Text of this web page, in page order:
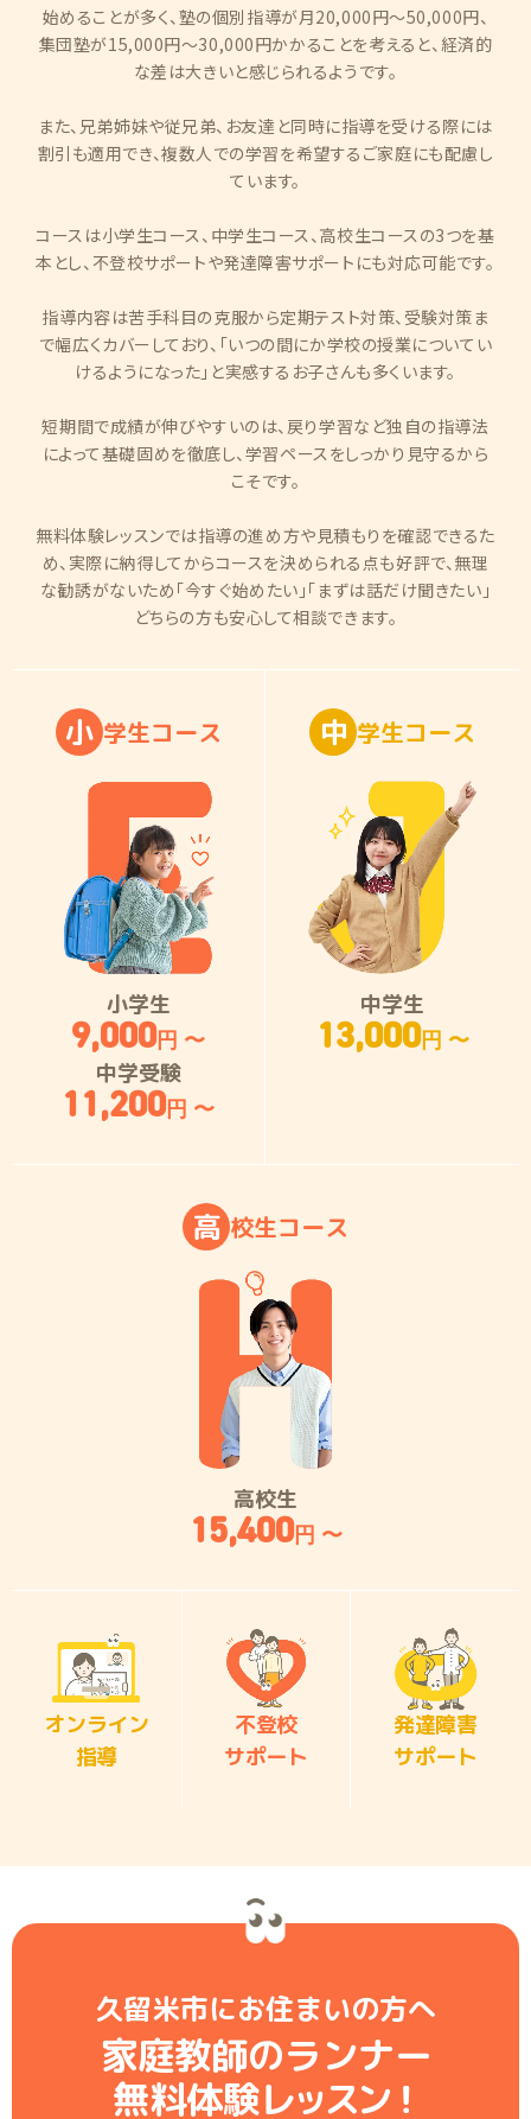
始めることが多く、塾の個別指導が月20,000円～50,000円、
集団塾が15,000円～30,000円かかることを考えると、経済的
な差は大きいと感じられるようです。
また、兄弟姉妹や従兄弟、お友達と同時に指導を受ける際には
割引も適用でき、複数人での学習を希望するご家庭にも配慮し
ています。
コースは小学生コース、中学生コース、高校生コースの3つを基
本とし、不登校サポートや発達障害サポートにも対応可能です。
指導内容は苦手科目の克服から定期テスト対策、受験対策ま
で幅広くカバーしており、「いつの間にか学校の授業についてい
けるようになった」と実感するお子さんも多くいます。
短期間で成績が伸びやすいのは、戻り学習など独自の指導法
によって基礎固めを徹底し、学習ペースをしっかり見守るから
こそです。
無料体験レッスンでは指導の進め方や見積もりを確認できるた
め、実際に納得してからコースを決められる点も好評で、無理
な勧誘がないため「今すぐ始めたい」「まずは話だけ聞きたい」
どちらの方も安心して相談できます。
小 学生コース
小学生
9,000円 〜
中学受験
11,200円 〜
中 学生コース
中学生
13,000円 〜
高 校生コース
高校生
15,400円 〜
オンライン
指導
不登校
サポート
発達障害
サポート
久留米市にお住まいの方へ
家庭教師のランナー
無料体験レッスン！